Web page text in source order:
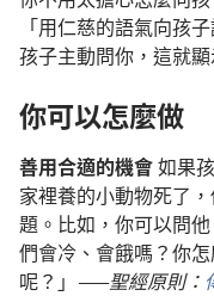
「用仁慈的語氣向孩
孩子主動問你，這就
你可以怎麼做
善用合適的機會如果
家裡養的小動物死了
題。比如，你可以問
們會冷、會餓嗎？你
呢？」 ——聖經原則：